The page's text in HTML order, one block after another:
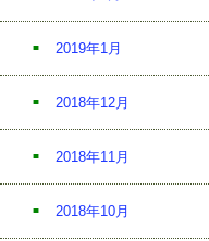
2019年1月
2018年12月
2018年11月
2018年10月